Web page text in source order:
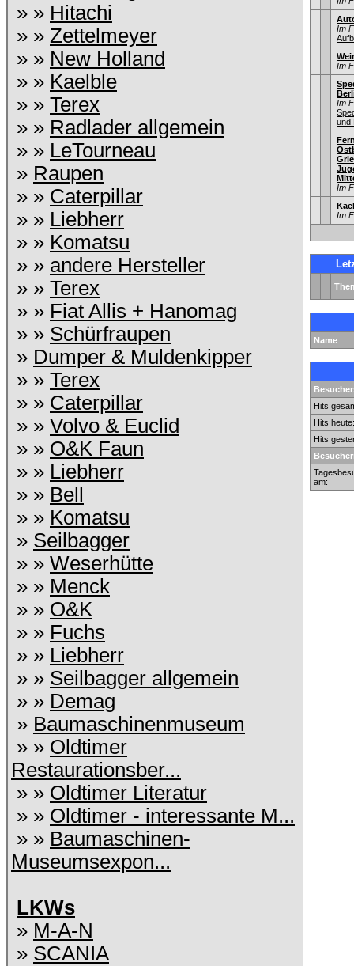
» » Hitachi
» » Zettelmeyer
» » New Holland
» » Kaelble
» » Terex
» » Radlader allgemein
» » LeTourneau
» Raupen
» » Caterpillar
» » Liebherr
» » Komatsu
» » andere Hersteller
» » Terex
» » Fiat Allis + Hanomag
» » Schürfraupen
» Dumper & Muldenkipper
» » Terex
» » Caterpillar
» » Volvo & Euclid
» » O&K Faun
» » Liebherr
» » Bell
» » Komatsu
» Seilbagger
» » Weserhütte
» » Menck
» » O&K
» » Fuchs
» » Liebherr
» » Seilbagger allgemein
» » Demag
» Baumaschinenmuseum
» » Oldtimer
Restaurationsber...
» » Oldtimer Literatur
» » Oldtimer - interessante M...
» » Baumaschinen-
Museumsexpon...
LKWs
» M-A-N
» SCANIA
Im
Im
Im
und
Im
Im
Name
Hits
Hits heute:
Hits
am: